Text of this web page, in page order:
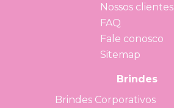
Nossos clientes
FAQ
Fale conosco
Sitemap
Brindes
Brindes Corporativos